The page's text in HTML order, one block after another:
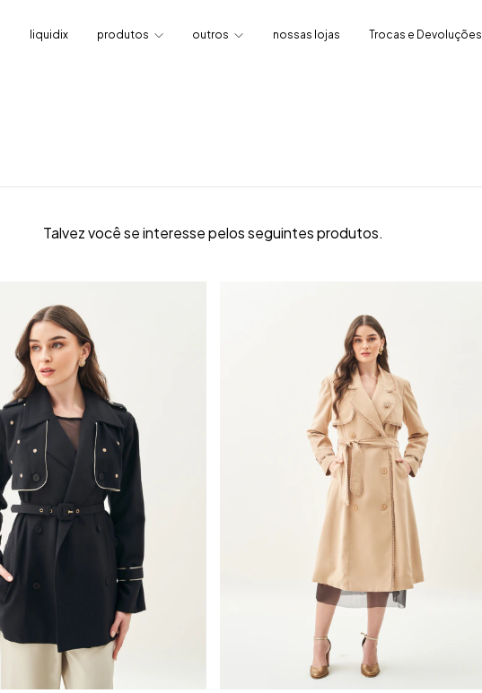
liquidix produtos outros nossas lojas Trocas e Devoluções
Talvez você se interesse pelos seguintes produtos.